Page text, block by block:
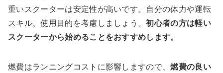
重いスクーターは安定性が高いです。自分の体力や運転
スキル、使用目的を考慮しましょう。初心者の方は軽い
スクーターから始めることをおすすめします。
燃費はランニングコストに影響しますので、燃費の良い